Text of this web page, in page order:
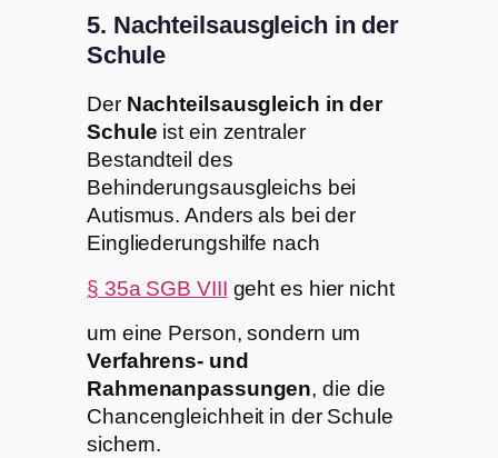
5. Nachteilsausgleich in der
Schule
Der Nachteilsausgleich in der
Schule ist ein zentraler
Bestandteil des
Behinderungsausgleichs bei
Autismus. Anders als bei der
Eingliederungshilfe nach
§ 35a SGB VIII geht es hier nicht
um eine Person, sondern um
Verfahrens- und
Rahmenanpassungen, die die
Chancengleichheit in der Schule
sichern.